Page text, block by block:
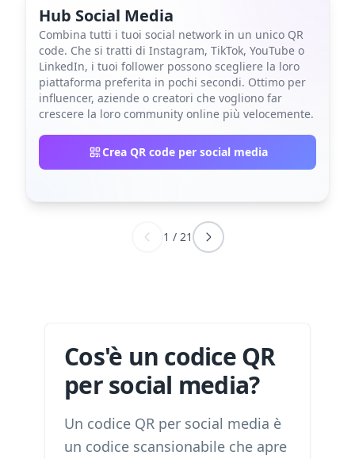
Hub Social Media
Combina tutti i tuoi social network in un unico QR
code. Che si tratti di Instagram, TikTok, YouTube o
LinkedIn, i tuoi follower possono scegliere la loro
piattaforma preferita in pochi secondi. Ottimo per
influencer, aziende o creatori che vogliono far
crescere la loro community online più velocemente.
Crea QR code per social media
1 / 21
Cos'è un codice QR
per social media?
Un codice QR per social media è
un codice scansionabile che apre